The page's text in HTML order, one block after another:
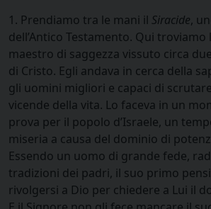
1. Prendiamo tra le mani il Siracide,
dell’Antico Testamento. Qui troviamo
maestro di saggezza vissuto circa
di Cristo. Egli andava in cerca della
gli uomini migliori e capaci di
vicende della vita. Lo faceva in un
prova per il popolo d’Israele, un
miseria a causa del dominio di
Essendo un uomo di grande fede,
tradizioni dei padri, il suo primo
rivolgersi a Dio per chiedere a Lui il